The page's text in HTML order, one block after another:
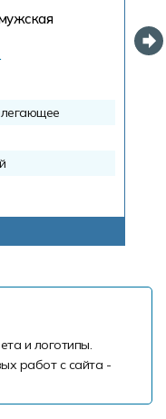
и логотипы.
работ с сайта -